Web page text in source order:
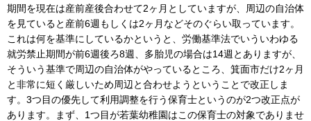
期間を現在は産前産後合わせて2ヶ月としていますが、周辺の自治体
を見ていると産前6週もしくは2ヶ月などそのぐらい取っています。
これは何を基準にしているかというと、労働基準法でいういわゆる
就労禁止期間が前6週後ろ8週、多胎児の場合は14週とありますが、
そういう基準で周辺の自治体がやっているところ、箕面市だけ2ヶ月
と非常に短く厳しいため周辺と合わせようということで改正しま
す。3つ目の優先して利用調整を行う保育士というのが2つ改正点が
あります。まず、1つ目が若葉幼稚園はこの保育士の対象でありませ